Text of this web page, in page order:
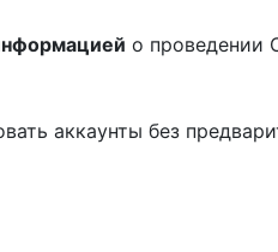
о проведении
аккаунты без